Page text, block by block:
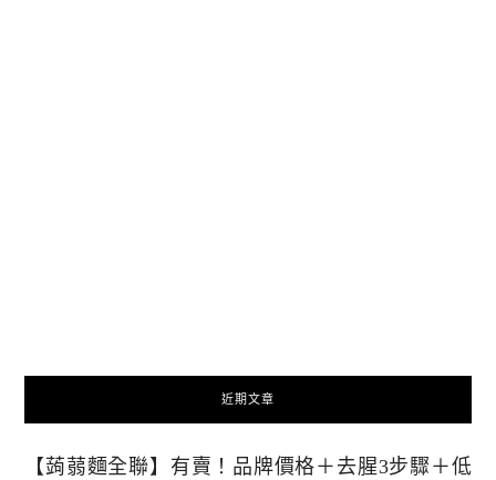
近期文章
【蒟蒻麵全聯】有賣！品牌價格＋去腥3步驟＋低